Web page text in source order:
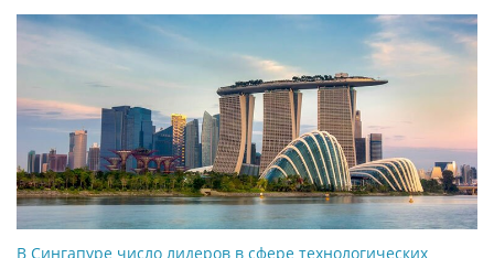
В Сингапуре число лидеров в сфере технологических